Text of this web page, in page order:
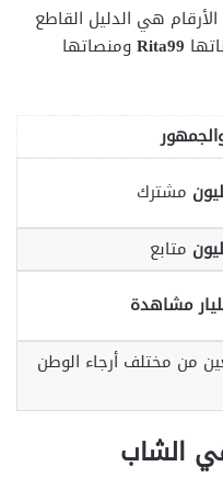
هي الدليل القاطع
Rita99ومنصاتها
مشترك
متابع
مشاهدة
من مختلف أرجاء الوطن
الشاب